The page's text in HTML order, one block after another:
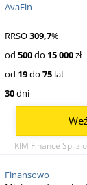
AvaFin
RRSO309,7%
od 500do 15 000zł
od 19do 75 lat
30dni
KIM Finance Sp. z
Finansowo